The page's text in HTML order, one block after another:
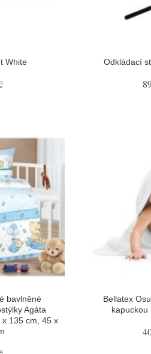
White Odkládací
bavlněné
Agáta
135 cm, 45 x
Bellatex
kapuckou